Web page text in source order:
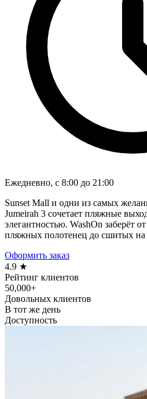
Ежедневно, с 8:00 до 21:00
Sunset Mall и одни из самых
Jumeirah 3 сочетает пляжные
элегантностью. WashOn заберёт
пляжных полотенец до сшитых на
Оформить заказ
4.9 ★
Рейтинг клиентов
50,000+
Довольных клиентов
В тот же день
Доступность